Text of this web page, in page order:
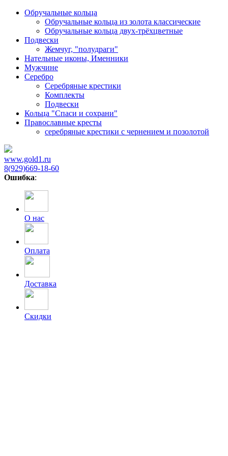
Обручальные кольца
Обручальные кольца из золота классические
Обручальные кольца двух-трёхцветные
Подвески
Жемчуг, "полудраги"
Нательные иконы, Именники
Мужчине
Серебро
Серебряные крестики
Комплекты
Подвески
Кольца "Спаси и сохрани"
Православные кресты
cеребряные крестики с чернением и позолотой
www.gold1.ru
8(929)669-18-60
Ошибка:
О нас
Оплата
Доставка
Скидки